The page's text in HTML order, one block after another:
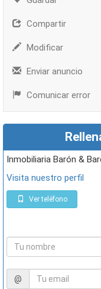
Compartir
Modificar
Enviar anuncio
Comunicar error
Inmobiliaria Barón &
Visita nuestro perfil
Ver teléfono
@